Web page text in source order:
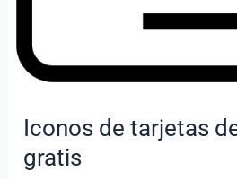
Iconos de tarjetas
gratis